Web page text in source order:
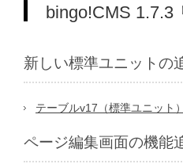
bingo!CMS 1.7.3
新しい標準ユニットの
テーブルv17（標準ユニット
ページ編集画面の機能